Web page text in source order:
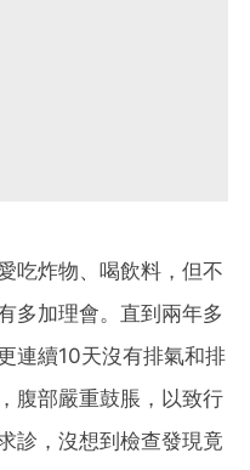
吃炸物、喝飲料，但不
多加理會。直到兩年多
連續10天沒有排氣和排
腹部嚴重鼓脹，以致行
診，沒想到檢查發現竟